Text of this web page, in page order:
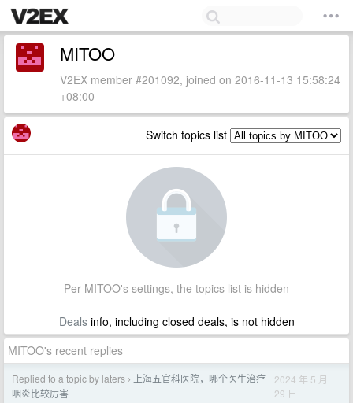
MITOO
V2EX member #201092, joined on 2016-11-13 15:58:24
+08:00
Switch topics list
Per MITOO's settings, the topics list is hidden
Dealsinfo, including closed deals, is not hidden
MITOO's recent replies
Replied to a topic by laters ›
上海五官科医院，哪个医生治疗
咽炎比较厉害
2024 年 5 月
29 日